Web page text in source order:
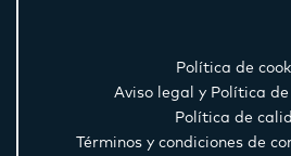
Política de
Aviso legal y Política
Política de
Términos y condiciones de